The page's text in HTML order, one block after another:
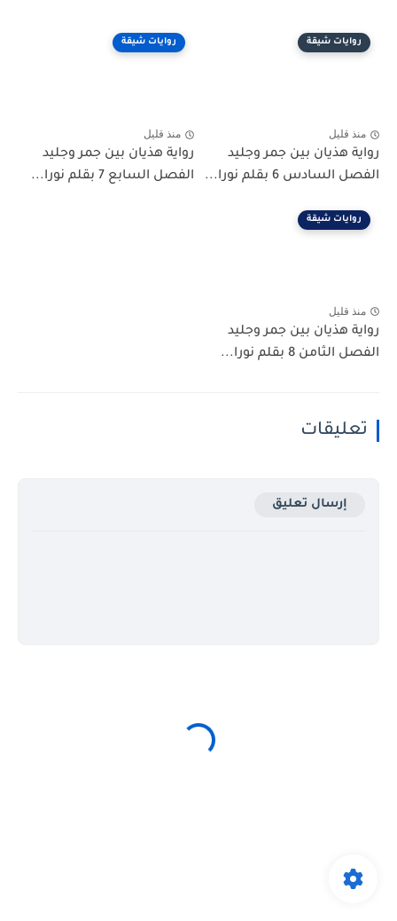
روايات شيقة
منذ قليل
رواية هذيان بين جمر وجليد
الفصل السادس 6 بقلم نورا...
روايات شيقة
منذ قليل
رواية هذيان بين جمر وجليد
الفصل السابع 7 بقلم نورا...
روايات شيقة
منذ قليل
رواية هذيان بين جمر وجليد
الفصل الثامن 8 بقلم نورا...
تعليقات
إرسال تعليق